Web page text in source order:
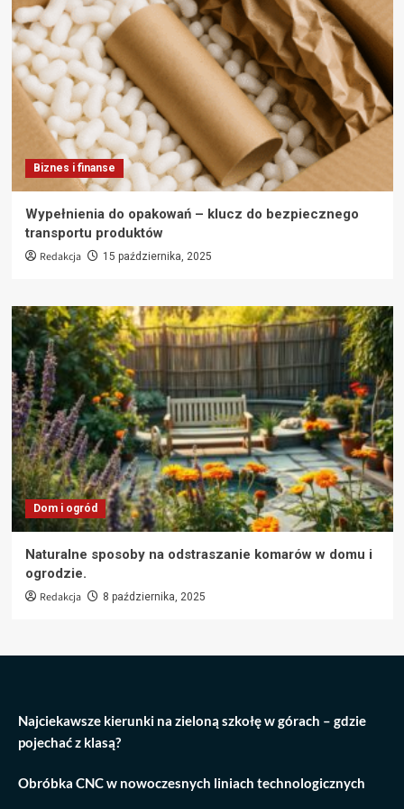
Biznes i finanse
Wypełnienia do opakowań – klucz do bezpiecznego
transportu produktów
Redakcja 15 października, 2025
Dom i ogród
Naturalne sposoby na odstraszanie komarów w domu i
ogrodzie.
Redakcja 8 października, 2025
Najciekawsze kierunki na zieloną szkołę w górach – gdzie
pojechać z klasą?
Obróbka CNC w nowoczesnych liniach technologicznych